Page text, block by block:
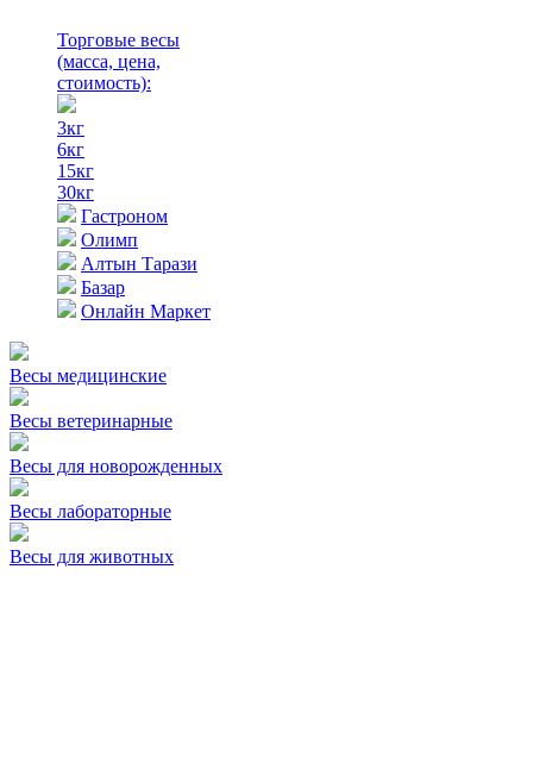
Торговые весы
(масса, цена,
стоимость):
3кг
6кг
15кг
30кг
Гастроном
Олимп
Алтын Тарази
Базар
Онлайн Маркет
Весы медицинские
Весы ветеринарные
Весы для новорожденных
Весы лабораторные
Весы для животных